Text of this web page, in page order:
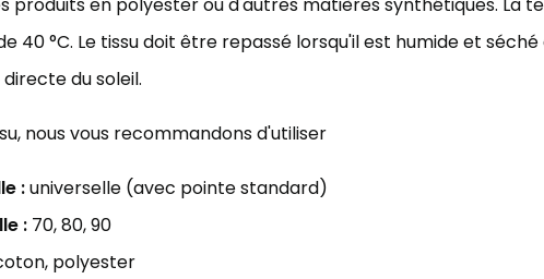
40 °C. Le tissu doit être repassé lorsqu'il est humide et
du soleil.
nous vous recommandons d'utiliser
:universelle (avec pointe standard)
: 70, 80, 90
polyester